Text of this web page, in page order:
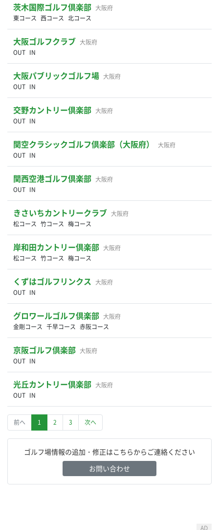
茨木国際ゴルフ倶楽部 大阪府
東コース 西コース 北コース
大阪ゴルフクラブ 大阪府
OUT IN
大阪パブリックゴルフ場 大阪府
OUT IN
交野カントリー倶楽部 大阪府
OUT IN
関空クラシックゴルフ倶楽部（大阪府）
大阪府
OUT IN
関西空港ゴルフ倶楽部 大阪府
OUT IN
きさいちカントリークラブ 大阪府
松コース 竹コース 梅コース
岸和田カントリー倶楽部 大阪府
松コース 竹コース 梅コース
くずはゴルフリンクス 大阪府
OUT IN
グロワールゴルフ倶楽部 大阪府
金剛コース 千早コース 赤阪コース
京阪ゴルフ倶楽部 大阪府
OUT IN
光丘カントリー倶楽部 大阪府
OUT IN
前へ 1 2 3 次へ
ゴルフ場情報の追加・修正はこちらからご連絡ください
お問い合わせ
AD